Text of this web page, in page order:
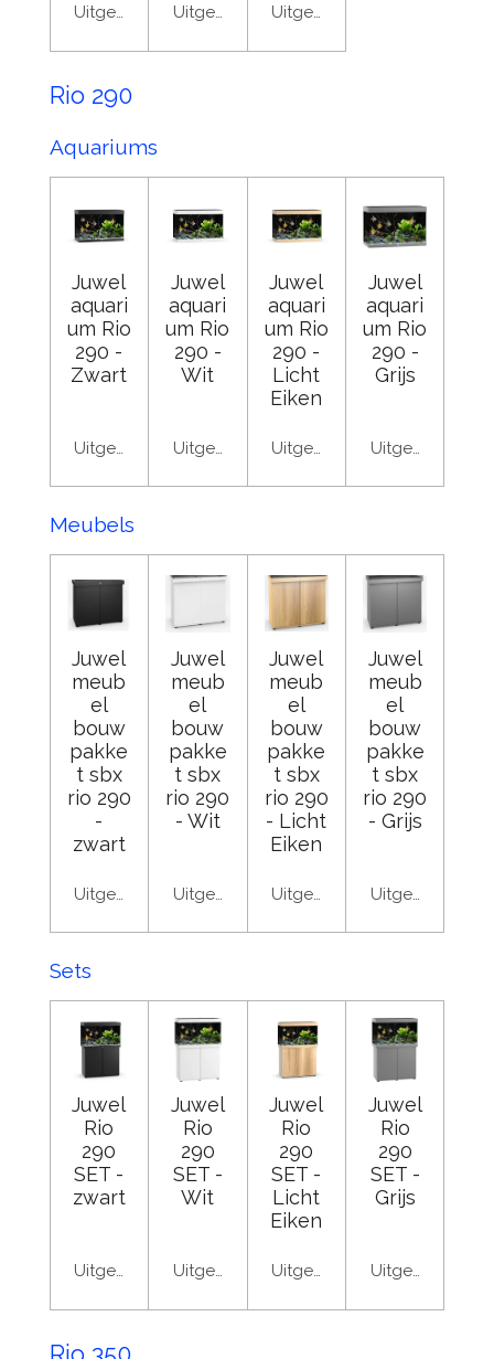
UitgeschakeldUitgeschakeldUitgeschakeld
Rio 290
Aquariums
Juwel
aquari
um Rio
290 -
Zwart
Uitgeschakeld
Juwel
aquari
um Rio
290 -
Wit
Uitgeschakeld
Juwel
aquari
um Rio
290 -
Licht
Eiken
Uitgeschakeld
Juwel
aquari
um Rio
290 -
Grijs
Uitgeschakeld
Meubels
Juwel
meub
el
bouw
pakke
t sbx
rio 290
-
zwart
Uitgeschakeld
Juwel
meub
el
bouw
pakke
t sbx
rio 290
- Wit
Uitgeschakeld
Juwel
meub
el
bouw
pakke
t sbx
rio 290
- Licht
Eiken
Uitgeschakeld
Juwel
meub
el
bouw
pakke
t sbx
rio 290
- Grijs
Uitgeschakeld
Sets
Juwel
Rio
290
SET -
zwart
Uitgeschakeld
Juwel
Rio
290
SET -
Wit
Uitgeschakeld
Juwel
Rio
290
SET -
Licht
Eiken
Uitgeschakeld
Juwel
Rio
290
SET -
Grijs
Uitgeschakeld